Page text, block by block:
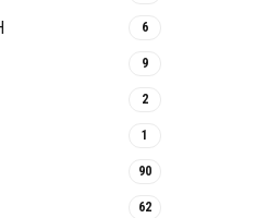
6
9
2
1
90
62